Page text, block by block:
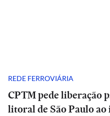
REDE FERROVIÁRIA
CPTM pede liberação
litoral de São Paulo